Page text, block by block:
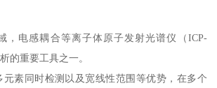
，电感耦合等离子体原子发射光谱仪（ICP-
的重要工具之一。
素同时检测以及宽线性范围等优势，在多个